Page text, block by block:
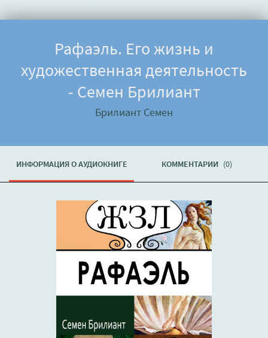
Рафаэль. Его жизнь и
художественная деятельность
- Семен Брилиант
Брилиант Семен
ИНФОРМАЦИЯ О АУДИОКНИГЕ КОММЕНТАРИИ (0)